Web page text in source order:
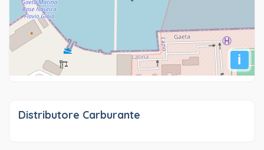
i
Distributore Carburante